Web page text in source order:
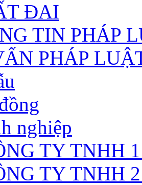
ĐAI
TIN PHÁP
PHÁP
nghiệp
TY TNHH
TY TNHH